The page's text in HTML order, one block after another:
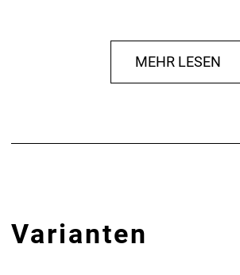
- Materialtyp: Strick
- Materialtechnologie: Antimikrobiell
MEHR LESEN
Varianten